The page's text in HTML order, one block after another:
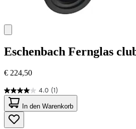
Eschenbach Fernglas
€ 224,50
4.0 (1)
4.0
von
5
Sternen.
In den Warenkorb